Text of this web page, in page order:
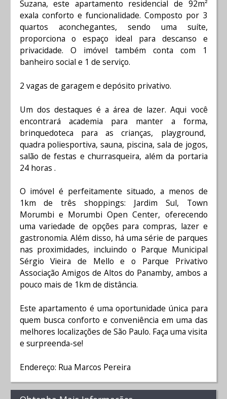
Suzana, este apartamento residencial de 92m²
exala conforto e funcionalidade. Composto por 3
quartos aconchegantes, sendo uma suíte,
proporciona o espaço ideal para descanso e
privacidade. O imóvel também conta com 1
banheiro social e 1 de serviço.
2 vagas de garagem e depósito privativo.
Um dos destaques é a área de lazer. Aqui você
encontrará academia para manter a forma,
brinquedoteca para as crianças, playground,
quadra poliesportiva, sauna, piscina, sala de jogos,
salão de festas e churrasqueira, além da portaria
24 horas .
O imóvel é perfeitamente situado, a menos de
1km de três shoppings: Jardim Sul, Town
Morumbi e Morumbi Open Center, oferecendo
uma variedade de opções para compras, lazer e
gastronomia. Além disso, há uma série de parques
nas proximidades, incluindo o Parque Municipal
Sérgio Vieira de Mello e o Parque Privativo
Associação Amigos de Altos do Panamby, ambos a
pouco mais de 1km de distância.
Este apartamento é uma oportunidade única para
quem busca conforto e conveniência em uma das
melhores localizações de São Paulo. Faça uma visita
e surpreenda-se!
Endereço: Rua Marcos Pereira